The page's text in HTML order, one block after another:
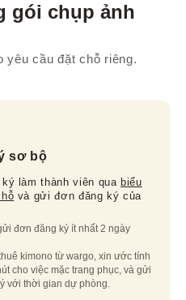
gói chụp ảnh
cầu đặt chỗ riêng.
sơ bộ
ký làm thành viên qua biểu
và gửi đơn đăng ký của
đơn đăng ký ít nhất 2 ngày
kimono từ wargo, xin ước tính
cho việc mặc trang phục, và gửi
với thời gian dự phòng.